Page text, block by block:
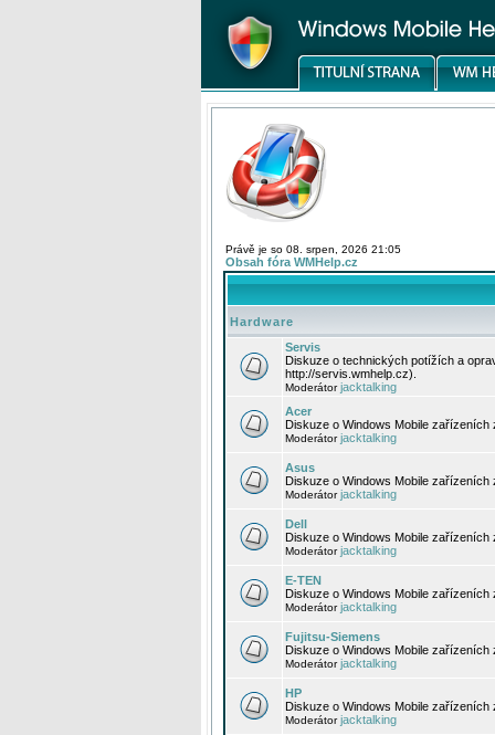
Právě je so 08. srpen, 2026 21:05
Obsah fóra WMHelp.cz
Hardware
Servis
Diskuze o technických potížích a
http://servis.wmhelp.cz).
Moderátorjacktalking
Acer
Diskuze o Windows Mobile zařízeních
Moderátorjacktalking
Asus
Diskuze o Windows Mobile zařízeních
Moderátorjacktalking
Dell
Diskuze o Windows Mobile zařízeních
Moderátorjacktalking
E-TEN
Diskuze o Windows Mobile zařízeních
Moderátorjacktalking
Fujitsu-Siemens
Diskuze o Windows Mobile zařízeních
Moderátorjacktalking
HP
Diskuze o Windows Mobile zařízeních
Moderátorjacktalking